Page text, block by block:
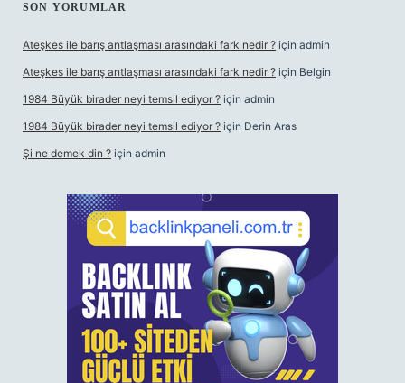
SON YORUMLAR
Ateşkes ile barış antlaşması arasındaki fark nedir ? için admin
Ateşkes ile barış antlaşması arasındaki fark nedir ? için Belgin
1984 Büyük birader neyi temsil ediyor ? için admin
1984 Büyük birader neyi temsil ediyor ? için Derin Aras
Şi ne demek din ? için admin